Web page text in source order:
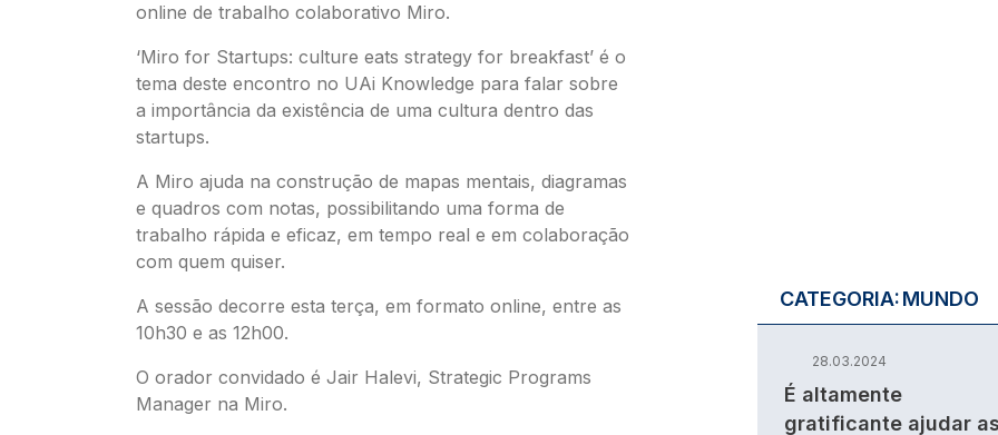
online de trabalho colaborativo Miro.
‘Miro for Startups: culture eats strategy for breakfast’ é o
tema deste encontro no UAi Knowledge para falar sobre
a importância da existência de uma cultura dentro das
startups.
A Miro ajuda na construção de mapas mentais, diagramas
e quadros com notas, possibilitando uma forma de
trabalho rápida e eficaz, em tempo real e em colaboração
com quem quiser.
A sessão decorre esta terça, em formato online, entre as
10h30 e as 12h00.
O orador convidado é Jair Halevi, Strategic Programs
Manager na Miro.
CATEGORIA:MUNDO
28.03.2024
É altamente
gratificante ajudar as